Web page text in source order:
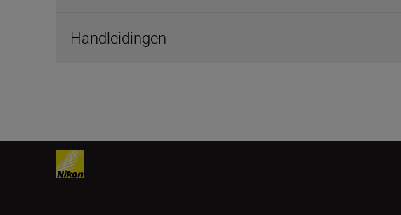
Handleidingen